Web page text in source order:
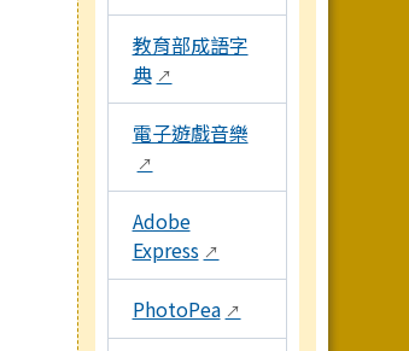
教育部成語字
典 ↗
電子遊戲音樂
↗
Adobe
Express ↗
PhotoPea ↗